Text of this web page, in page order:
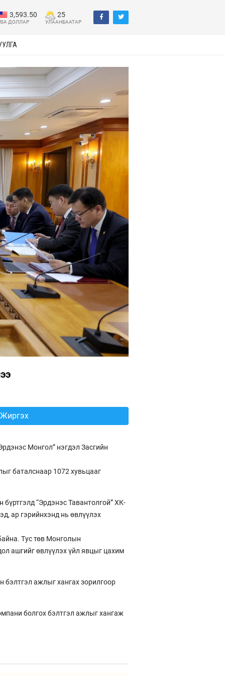
3,593.50
ДОЛЛАР
25
УЛААНБААТАР
Жиргэх
Монгол” нэгдэл Засгийн
баталснаар 1072 хувьцааг
“Эрдэнэс Тавантолгой” ХК-
ар гэрийнхэнд нь өвлүүлэх
Тус төв Монголын
ашгийг өвлүүлэх үйл явцыг цахим
бэлтгэл ажлыг хангах зорилгоор
болгох бэлтгэл ажлыг хангаж